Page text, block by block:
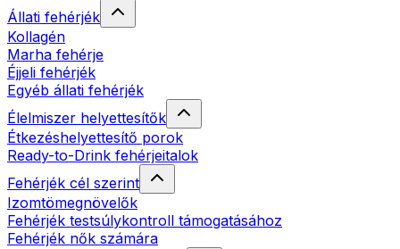
Állati fehérjék
Kollagén
Marha fehérje
Éjjeli fehérjék
Egyéb állati fehérjék
Élelmiszer helyettesítők
Étkezéshelyettesítő porok
Ready-to-Drink fehérjeitalok
Fehérjék cél szerint
Izomtömegnövelők
Fehérjék testsúlykontroll támogatásához
Fehérjék nők számára